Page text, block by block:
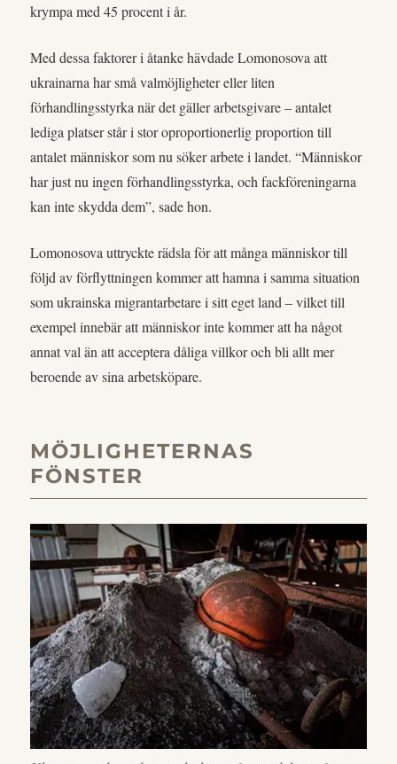
krympa med 45 procent i år.
Med dessa faktorer i åtanke hävdade Lomonosova att
ukrainarna har små valmöjligheter eller liten
förhandlingsstyrka när det gäller arbetsgivare – antalet
lediga platser står i stor oproportionerlig proportion till
antalet människor som nu söker arbete i landet. “Människor
har just nu ingen förhandlingsstyrka, och fackföreningarna
kan inte skydda dem”, sade hon.
Lomonosova uttryckte rädsla för att många människor till
följd av förflyttningen kommer att hamna i samma situation
som ukrainska migrantarbetare i sitt eget land – vilket till
exempel innebär att människor inte kommer att ha något
annat val än att acceptera dåliga villkor och bli allt mer
beroende av sina arbetsköpare.
MÖJLIGHETERNAS
FÖNSTER